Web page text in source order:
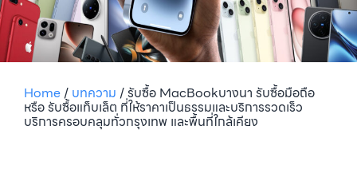
Home/ บทความ /รับซื้อ MacBookบางนา รับซื้อมือถือ
หรือ รับซื้อแท็บเล็ต ที่ให้ราคาเป็นธรรมและบริการรวดเร็ว
บริการครอบคลุมทั่วกรุงเทพ และพื้นที่ใกล้เคียง